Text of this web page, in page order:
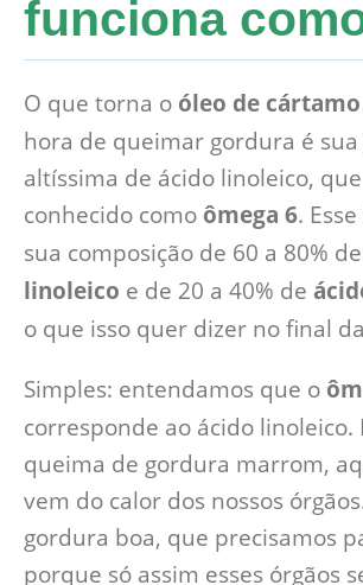
funciona
O que torna o óleo de cártamo
hora de queimar gordura é
altíssima de ácido linoleico,
conhecido como ômega 6.
sua composição de 60 a 80% de
linoleico e de 20 a 40% de
o que isso quer dizer no final
Simples: entendamos que o
corresponde ao ácido linoleico.
queima de gordura marrom,
vem do calor dos nossos
gordura boa, que precisamos
porque só assim esses órgãos